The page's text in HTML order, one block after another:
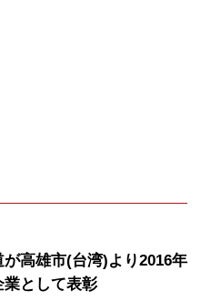
高雄市(台湾)より2016年
業として表彰